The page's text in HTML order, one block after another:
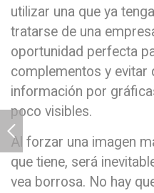
utilizar una que ya
tratarse de una
oportunidad perfecta
complementos y evitar
información por
poco visibles.
Al forzar una imagen
que tiene, será
vea borrosa. No hay